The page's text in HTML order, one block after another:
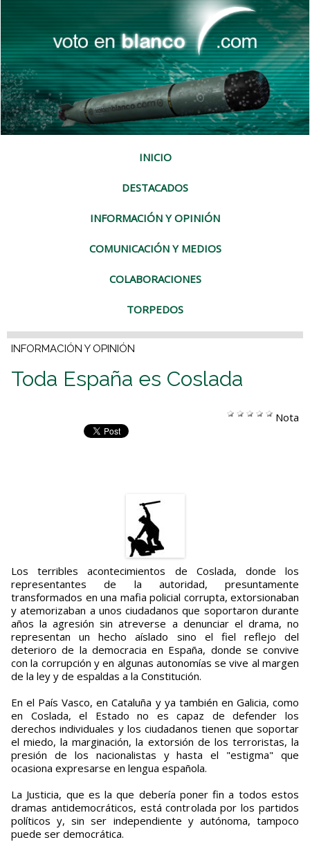
INICIO
DESTACADOS
INFORMACIÓN Y OPINIÓN
COMUNICACIÓN Y MEDIOS
COLABORACIONES
TORPEDOS
INFORMACIÓN Y OPINIÓN
Toda España es Coslada
Nota
Los terribles acontecimientos de Coslada, donde los
representantes de la autoridad, presuntamente
transformados en una mafia policial corrupta, extorsionaban
y atemorizaban a unos ciudadanos que soportaron durante
años la agresión sin atreverse a denunciar el drama, no
representan un hecho aíslado sino el fiel reflejo del
deterioro de la democracia en España, donde se convive
con la corrupción y en algunas autonomías se vive al margen
de la ley y de espaldas a la Constitución.
En el País Vasco, en Cataluña y ya también en Galicia, como
en Coslada, el Estado no es capaz de defender los
derechos individuales y los ciudadanos tienen que soportar
el miedo, la marginación, la extorsión de los terroristas, la
presión de los nacionalistas y hasta el "estigma" que
ocasiona expresarse en lengua española.
La Justicia, que es la que debería poner fin a todos estos
dramas antidemocráticos, está controlada por los partidos
políticos y, sin ser independiente y autónoma, tampoco
puede ser democrática.